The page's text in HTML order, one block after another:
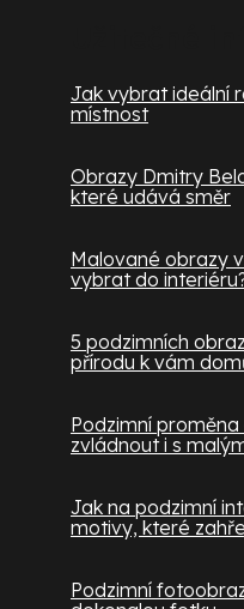
Jak vybrat ideální
místnost
Obrazy Dmitry
které udává směr
Malované obrazy
vybrat do
5 podzimních
přírodu k vám
Podzimní proměna
zvládnout i s
Jak na podzimní
motivy, které
Podzimní